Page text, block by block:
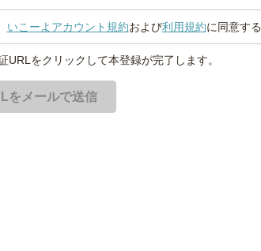
いこーよアカウント規約および利用規約に同意する
をクリックして本登録が完了します。